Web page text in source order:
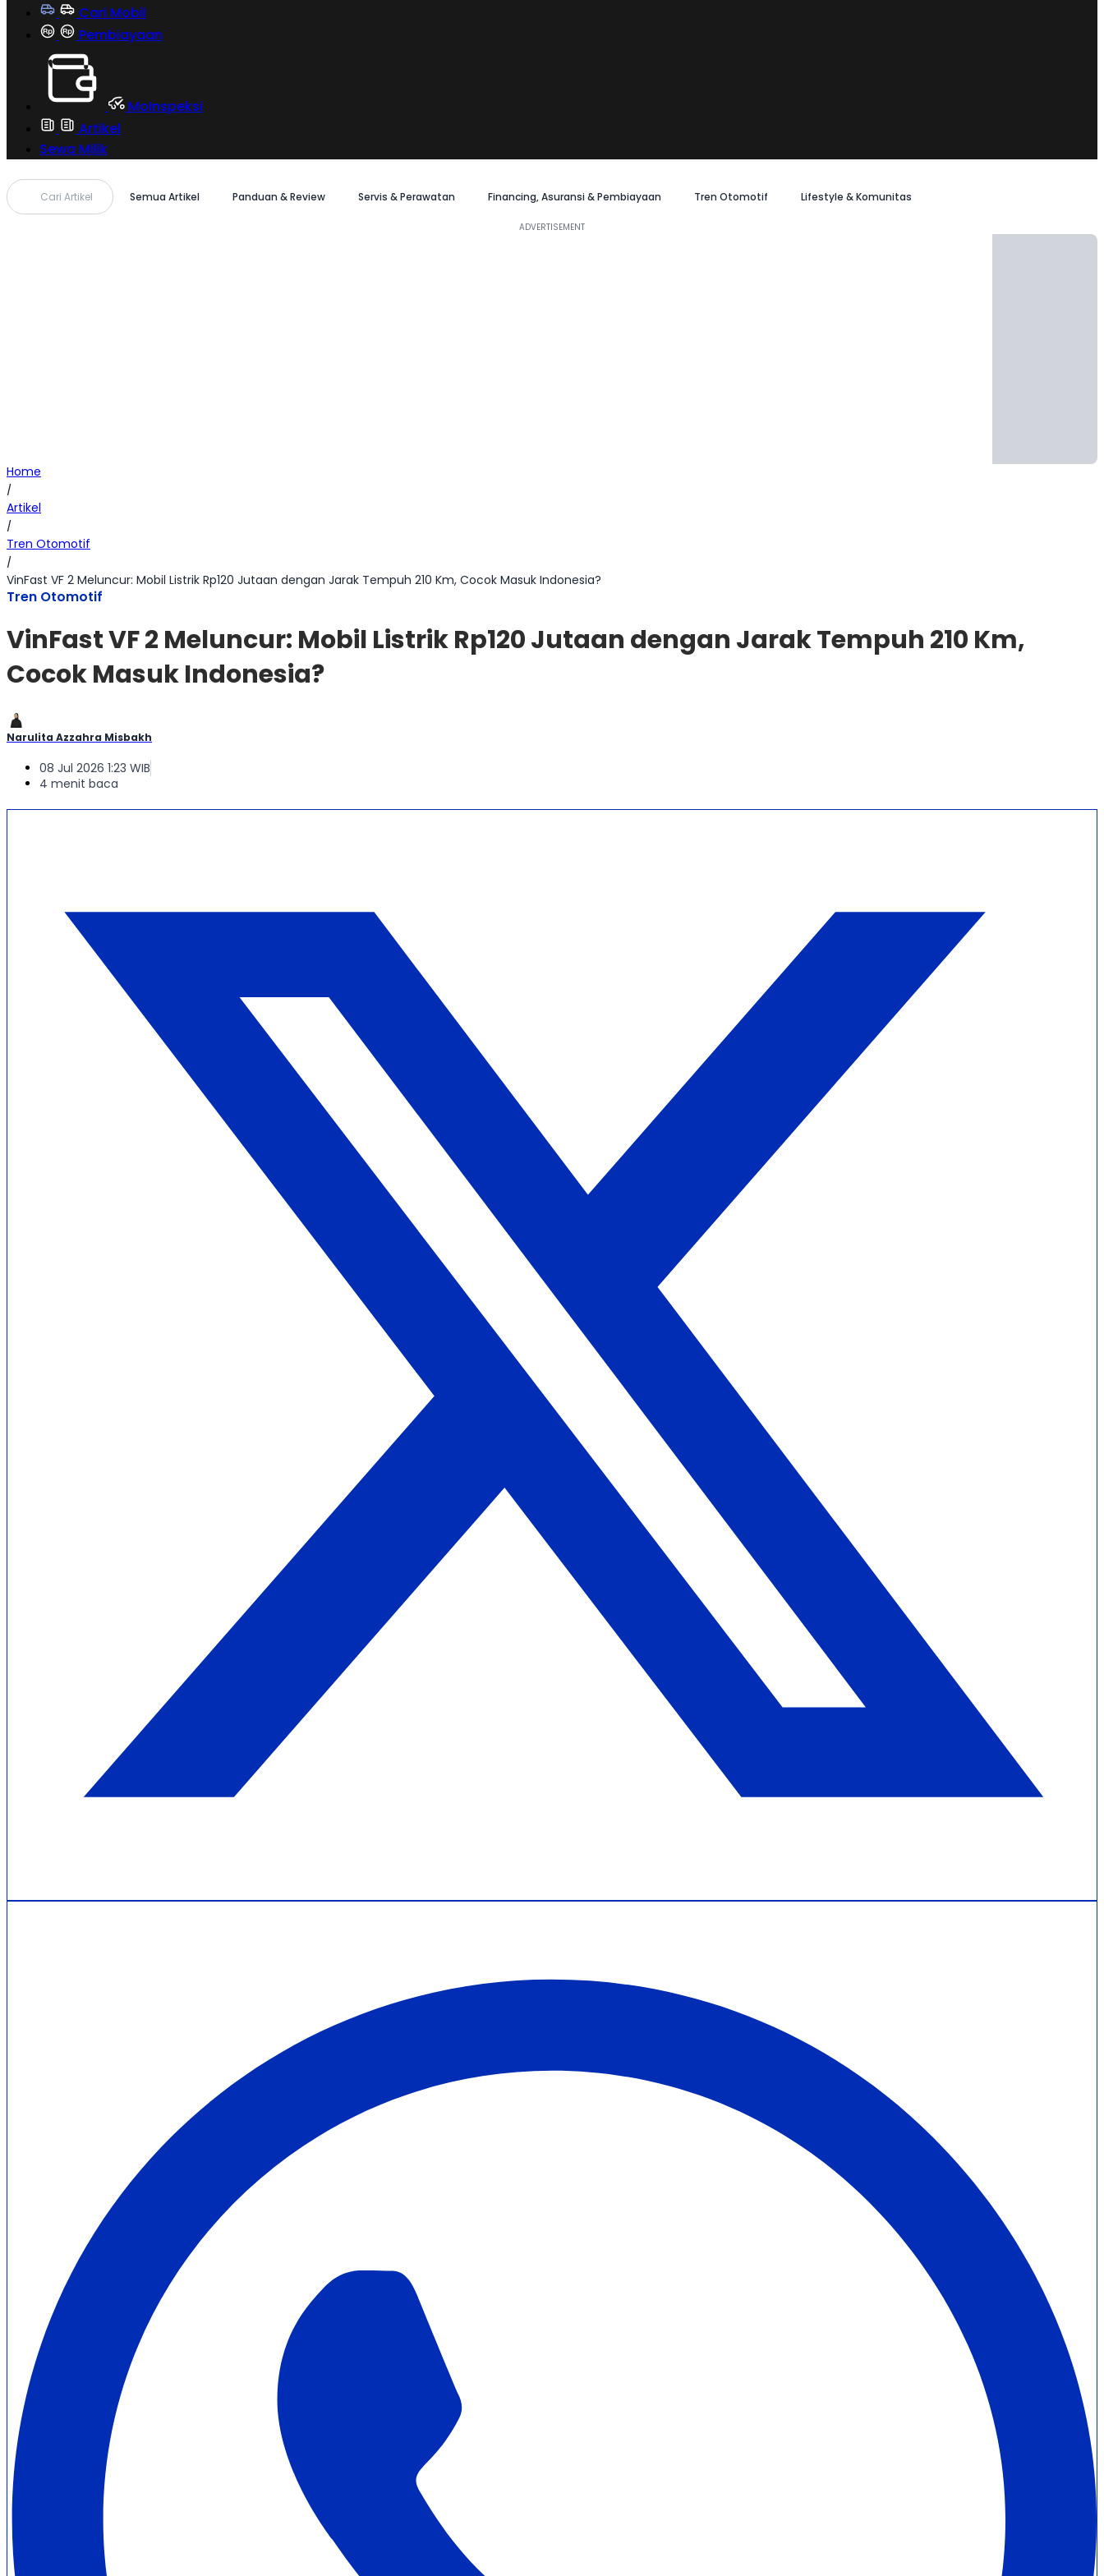
Cari Mobil
Pembiayaan
MoInspeksi
Artikel
Sewa Milik
Cari Artikel Semua Artikel Panduan & Review Servis & Perawatan Financing, Asuransi & Pembiayaan Tren Otomotif Lifestyle & Komunitas
Home
/
Artikel
/
Tren Otomotif
/
VinFast VF 2 Meluncur: Mobil Listrik Rp120 Jutaan dengan Jarak Tempuh 210 Km, Cocok Masuk Indonesia?
Tren Otomotif
VinFast VF 2 Meluncur: Mobil Listrik Rp120 Jutaan dengan Jarak Tempuh 210 Km,
Cocok Masuk Indonesia?
Narulita Azzahra Misbakh
08 Jul 2026 1:23 WIB
4 menit baca